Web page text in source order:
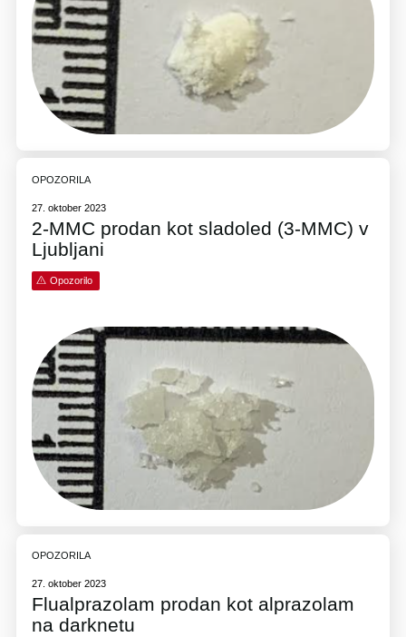
OPOZORILA
27. oktober 2023
2-MMC prodan kot sladoled (3-MMC) v
Ljubljani
Opozorilo
OPOZORILA
27. oktober 2023
Flualprazolam prodan kot alprazolam
na darknetu